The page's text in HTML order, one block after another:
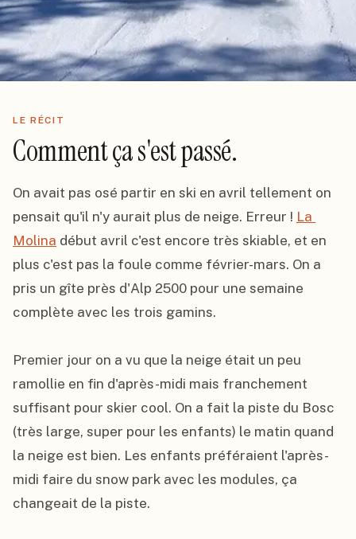
LE RÉCIT
Comment ça s'est passé.
On avait pas osé partir en ski en avril tellement on
pensait qu'il n'y aurait plus de neige. Erreur ! La
Molina début avril c'est encore très skiable, et en
plus c'est pas la foule comme février-mars. On a
pris un gîte près d'Alp 2500 pour une semaine
complète avec les trois gamins.
Premier jour on a vu que la neige était un peu
ramollie en fin d'après-midi mais franchement
suffisant pour skier cool. On a fait la piste du Bosc
(très large, super pour les enfants) le matin quand
la neige est bien. Les enfants préféraient l'après-
midi faire du snow park avec les modules, ça
changeait de la piste.